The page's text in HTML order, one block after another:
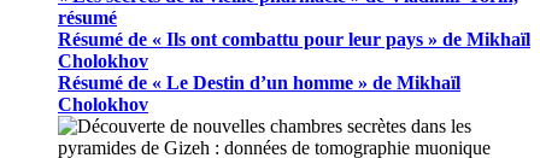
résumé
Résumé de « Ils ont combattu pour leur pays » de Mikhaïl
Cholokhov
Résumé de « Le Destin d’un homme » de Mikhaïl
Cholokhov